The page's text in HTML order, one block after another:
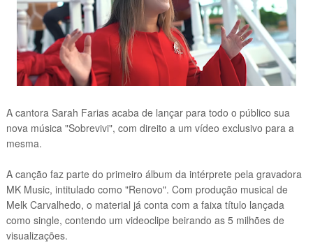
A cantora Sarah Farias acaba de lançar para todo o público sua
nova música "Sobrevivi", com direito a um vídeo exclusivo para a
mesma.
A canção faz parte do primeiro álbum da intérprete pela gravadora
MK Music, intitulado como "Renovo". Com produção musical de
Melk Carvalhedo, o material já conta com a faixa título lançada
como single, contendo um videoclipe beirando as 5 milhões de
visualizações.